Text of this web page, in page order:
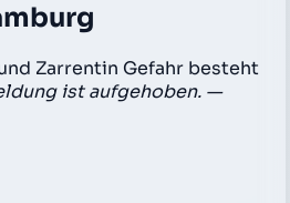
Zarrentin Gefahr besteht
ist aufgehoben. —